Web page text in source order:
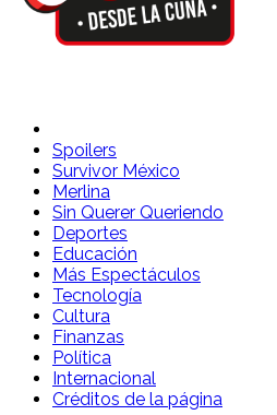
Spoilers Desde la Cuna
Sitio con información sobre
Spoilers
Survivor México
Merlina
Sin Querer Queriendo
Deportes
Educación
Más Espectáculos
Tecnología
Cultura
Finanzas
Política
Internacional
Créditos de la página